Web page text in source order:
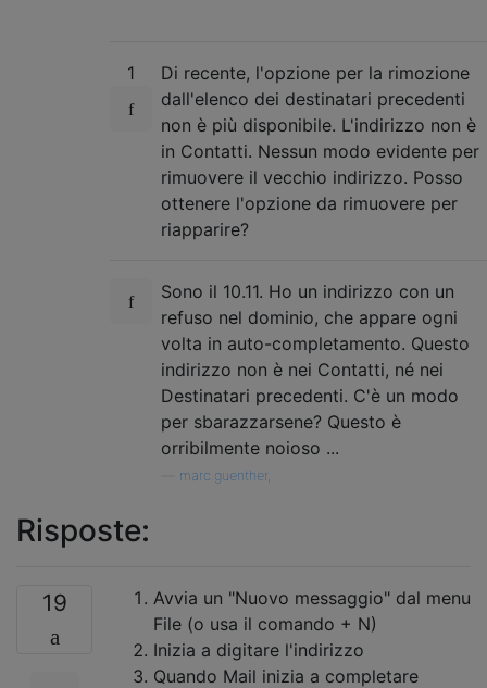
1
Di recente, l'opzione per la rimozione
dall'elenco dei destinatari precedenti
non è più disponibile. L'indirizzo non è
in Contatti. Nessun modo evidente per
rimuovere il vecchio indirizzo. Posso
ottenere l'opzione da rimuovere per
riapparire?
Sono il 10.11. Ho un indirizzo con un
refuso nel dominio, che appare ogni
volta in auto-completamento. Questo
indirizzo non è nei Contatti, né nei
Destinatari precedenti. C'è un modo
per sbarazzarsene? Questo è
orribilmente noioso ...
marc.guenther,
Risposte:
19
Avvia un "Nuovo messaggio" dal menu
File (o usa il comando + N)
Inizia a digitare l'indirizzo
Quando Mail inizia a completare